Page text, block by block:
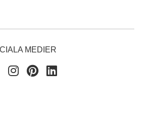
MEDIER
FacebookInstagram
Pinterest